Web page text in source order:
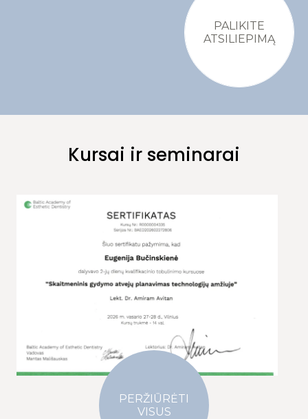
PALIKITE
ATSILIEPIMĄ
Kursai ir seminarai
PERŽIŪRĖTI
VISUS